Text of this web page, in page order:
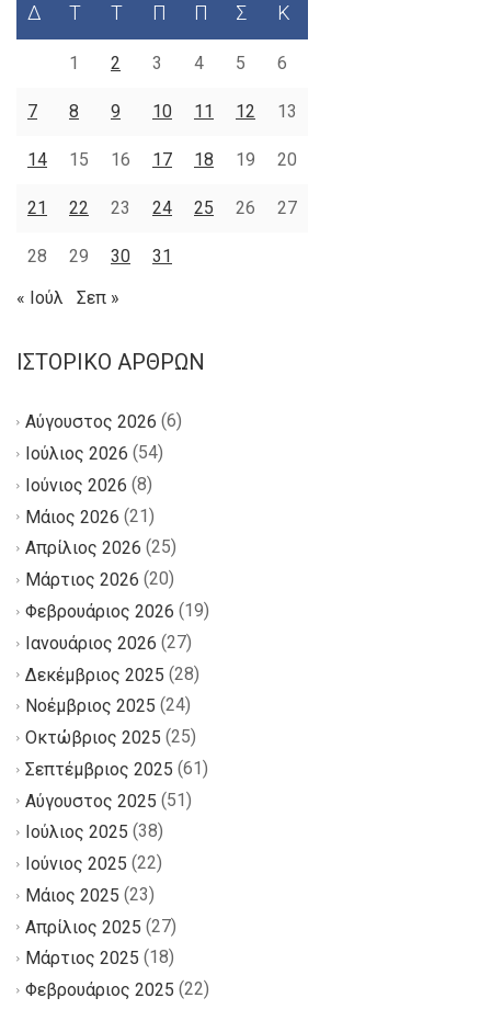
Δ Τ Τ Π Π Σ Κ
1 2 3 4 5 6
7 8 9 10 11 12 13
14 15 16 17 18 19 20
21 22 23 24 25 26 27
28 29 30
31
« Ιούλ
Σεπ »
ΙΣΤΟΡΙΚΌ ΆΡΘΡΩΝ
Αύγουστος 2026 (6)
Ιούλιος 2026 (54)
Ιούνιος 2026 (8)
Μάιος 2026 (21)
Απρίλιος 2026 (25)
Μάρτιος 2026 (20)
Φεβρουάριος 2026 (19)
Ιανουάριος 2026 (27)
Δεκέμβριος 2025 (28)
Νοέμβριος 2025 (24)
Οκτώβριος 2025 (25)
Σεπτέμβριος 2025 (61)
Αύγουστος 2025 (51)
Ιούλιος 2025 (38)
Ιούνιος 2025 (22)
Μάιος 2025 (23)
Απρίλιος 2025 (27)
Μάρτιος 2025 (18)
Φεβρουάριος 2025 (22)